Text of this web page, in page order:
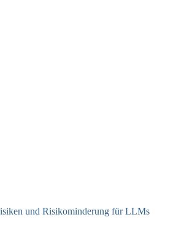
und Risikominderung für LLMs